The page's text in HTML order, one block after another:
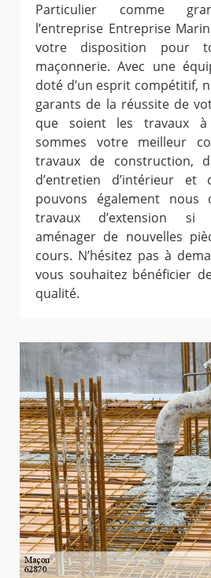
Particulier comme
l’entreprise Entreprise
votre disposition pour
maçonnerie. Avec une
doté d’un esprit compétitif,
garants de la réussite de
que soient les travaux à
sommes votre meilleur
travaux de construction,
d’entretien d’intérieur et
pouvons également nous
travaux d’extension si
aménager de nouvelles
cours. N’hésitez pas à
vous souhaitez bénéficier
qualité.